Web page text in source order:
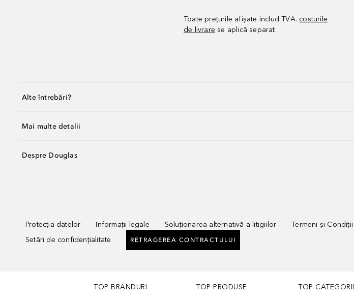
Toate prețurile afișate includ TVA. costurile
de livrare se aplică separat.
Alte întrebări?
Mai multe detalii
Despre Douglas
Protecția datelor Informații legale Soluționarea alternativă a litigiilor
Termeni și Condiții
Setări de confidențialitate
RETRAGEREA CONTRACTULUI
TOP BRANDURI TOP PRODUSE TOP CATEGORII